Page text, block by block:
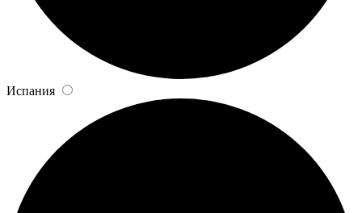
Испания